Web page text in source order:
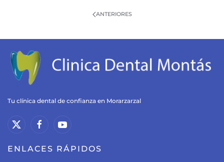
ANTERIORES
Tu clínica dental de confianza en Morarzarzal
ENLACES RÁPIDOS